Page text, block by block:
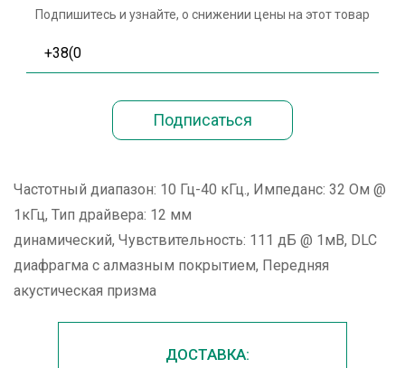
Подпишитесь и узнайте, о снижении цены на этот товар
Частотный диапазон: 10 Гц-40 кГц., Импеданс: 32 Ом @
1кГц, Тип драйвера: 12 мм
динамический, Чувствительность: 111 дБ @ 1мВ, DLC
диафрагма с алмазным покрытием, Передняя
акустическая призма
ДОСТАВКА: